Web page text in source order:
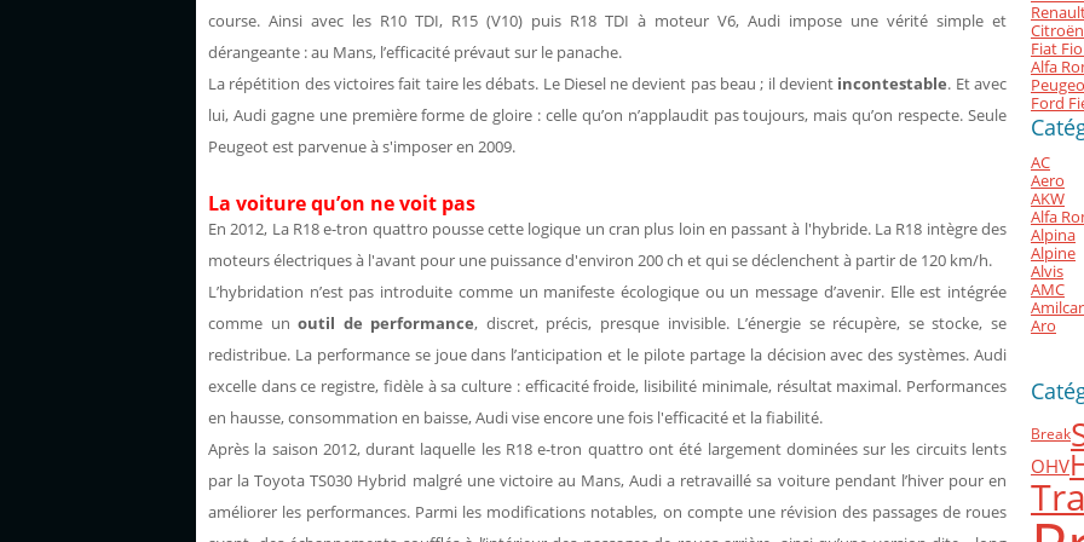
course. Ainsi avec les R10 TDI, R15 (V10) puis R18 TDI à moteur V6, Audi impose une vérité simple et
dérangeante : au Mans, l’efficacité prévaut sur le panache.
La répétition des victoires fait taire les débats. Le Diesel ne devient pas beau ; il devient incontestable. Et avec
lui, Audi gagne une première forme de gloire : celle qu’on n’applaudit pas toujours, mais qu’on respecte. Seule
Peugeot est parvenue à s'imposer en 2009.
La voiture qu’on ne voit pas
En 2012, La R18 e-tron quattro pousse cette logique un cran plus loin en passant à l'hybride. La R18 intègre des
moteurs électriques à l'avant pour une puissance d'environ 200 ch et qui se déclenchent à partir de 120 km/h.
L’hybridation n’est pas introduite comme un manifeste écologique ou un message d’avenir. Elle est intégrée
comme unoutil de performance, discret, précis, presque invisible. L’énergie se récupère, se stocke, se
redistribue. La performance se joue dans l’anticipation et le pilote partage la décision avec des systèmes. Audi
excelle dans ce registre, fidèle à sa culture : efficacité froide, lisibilité minimale, résultat maximal. Performances
en hausse, consommation en baisse, Audi vise encore une fois l'efficacité et la fiabilité.
Après la saison 2012, durant laquelle les R18 e-tron quattro ont été largement dominées sur les circuits lents
par la Toyota TS030 Hybrid malgré une victoire au Mans, Audi a retravaillé sa voiture pendant l’hiver pour en
améliorer les performances. Parmi les modifications notables, on compte une révision des passages de roues
Citroën
Fiat
Alfa
Ford
AC
Aero
AKW
Alfa
Alpina
Alpine
Alvis
AMC
Amilcar
Aro
Break
OHV